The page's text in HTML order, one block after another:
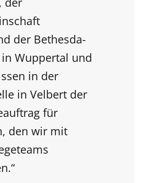
der Bethesda-
Wuppertal und
in der
in Velbert der
für
den wir mit